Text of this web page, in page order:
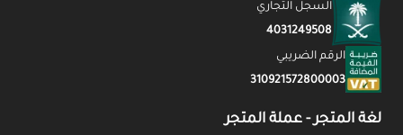
السجل التجاري
4031249508
الرقم الضريبي
310921572800003
لغة المتجر - عملة المتجر